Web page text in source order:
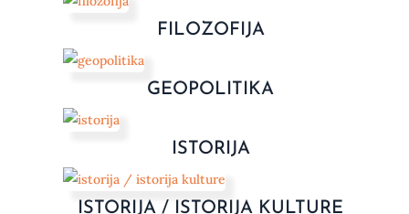
FILOZOFIJA
GEOPOLITIKA
ISTORIJA
ISTORIJA / ISTORIJA KULTURE